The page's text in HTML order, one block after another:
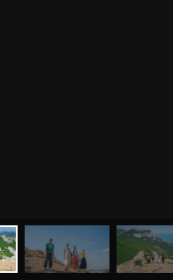
О НАС МАГАЗИН